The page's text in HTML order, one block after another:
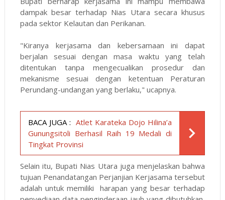
dampak besar terhadap Nias Utara secara khusus
pada sektor Kelautan dan Perikanan.
"Kiranya kerjasama dan kebersamaan ini dapat
berjalan sesuai dengan masa waktu yang telah
ditentukan tanpa mengecualikan prosedur dan
mekanisme sesuai dengan ketentuan Peraturan
Perundang-undangan yang berlaku," ucapnya.
BACA JUGA : Atlet Karateka Dojo Hilina’a
Gunungsitoli Berhasil Raih 19 Medali di
Tingkat Provinsi
Selain itu, Bupati Nias Utara juga menjelaskan bahwa
tujuan Penandatangan Perjanjian Kerjasama tersebut
adalah untuk memiliki harapan yang besar terhadap